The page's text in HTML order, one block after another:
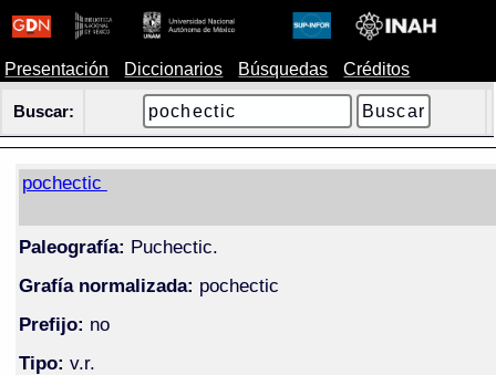
Presentación Diccionarios Búsquedas Créditos
Buscar:
pochectic
Paleografía: Puchectic.
Grafía normalizada: pochectic
Prefijo: no
Tipo: v.r.